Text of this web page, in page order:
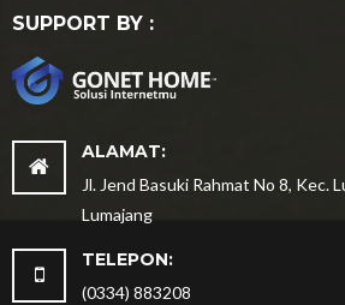
SUPPORT BY :
ALAMAT:
Jl. Jend Basuki Rahmat No 8, Kec.
Lumajang
TELEPON:
(0334) 883208